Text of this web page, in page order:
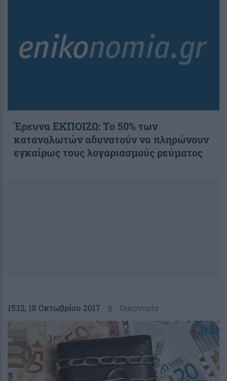
Έρευνα ΕΚΠΟΙΖΩ: Το 50% των
καταναλωτών αδυνατούν να πληρώνουν
εγκαίρως τους λογαριασμούς ρεύματος
15:12, 18 Οκτωβρίου 2017 || Οικονομία